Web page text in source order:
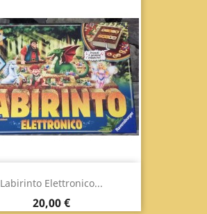
Labirinto Elettronico...
Prezzo
20,00 €